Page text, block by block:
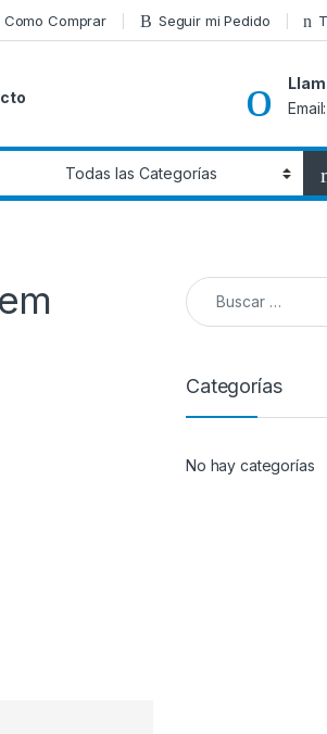
Como Comprar Seguir mi Pedido
Buscar:
Categorías
No hay categorías